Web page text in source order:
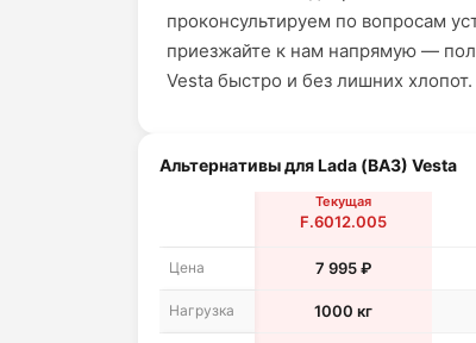
проконсультируем по вопросам
приезжайте к нам напрямую —
Vesta быстро и без лишних хлопот.
Альтернативы для Lada (ВАЗ) Vesta
Текущая
F.6012.005
Цена 7 995 ₽
Нагрузка 1000 кг